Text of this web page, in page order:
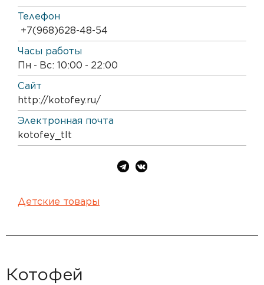
Телефон
+7 (968) 628-48-54
Часы работы
Пн - Вс: 10:00 - 22:00
Сайт
http://kotofey.ru/
Электронная почта
kotofey_tlt
Детские товары
Котофей